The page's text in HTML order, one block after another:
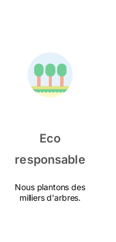
Eco
responsable
Nous plantons des
milliers d'arbres.